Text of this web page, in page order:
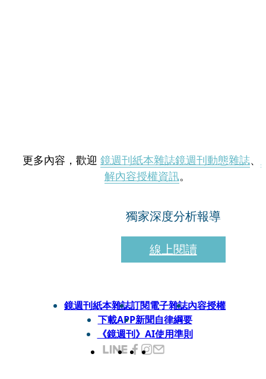
更多內容，歡迎 鏡週刊紙本雜誌鏡週刊動態雜誌、
解內容授權資訊。
獨家深度分析報導
線上閱讀
鏡週刊紙本雜誌訂閱電子雜誌內容授權
下載APP新聞自律綱要
《鏡週刊》AI使用準則